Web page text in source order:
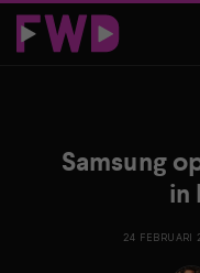
Samsung
in
24 FEBRUARI